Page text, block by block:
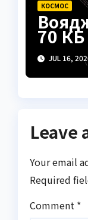
КОСМОС
70 КБ
JUL 16,
Leave
Your email
Required
Comment *